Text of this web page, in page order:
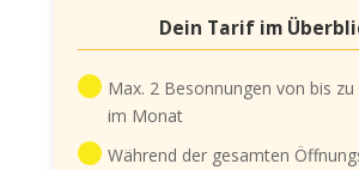
Dein Tarif im
Max. 2 Besonnungen von bis
im Monat
Während der gesamten